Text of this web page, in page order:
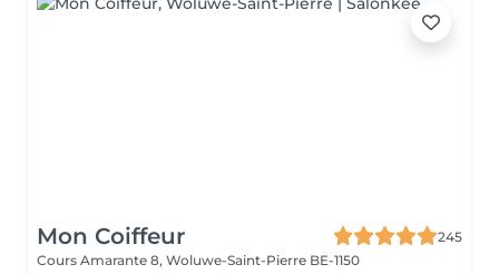
Mon Coiffeur
245
Cours Amarante 8, Woluwe-Saint-Pierre BE-1150